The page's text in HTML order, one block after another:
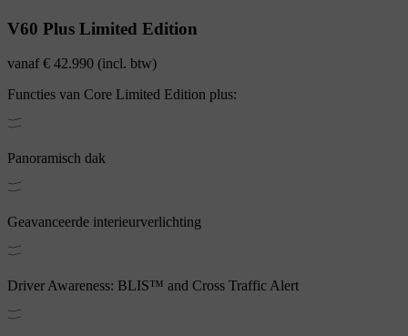
V60 Plus Limited Edition
vanaf€ 42.990 (incl. btw)
Functies van Core Limited Edition plus:
Panoramisch dak
Geavanceerde interieurverlichting
Driver Awareness: BLIS™ and Cross Traffic Alert